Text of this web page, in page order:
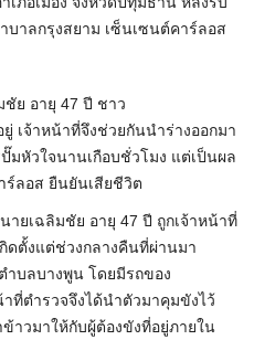
บาลกรุงสยาม เซ็นเซนต์คาร์ลอส
ย อายุ 47 ปี ชาว
เจ้าหน้าที่จึงช่วยกันนำร่างออกมา
มหัวใจนานเกือบชั่วโมง แต่เป็นผล
ร์ลอส ยืนยันเสียชีวิต
ายเฉลิมชัย อายุ 47 ปี ถูกเจ้าหน้าที่
ดตั้งแต่ช่วงกลางคืนที่ผ่านมา
บลบางพูน โดยมีรถของ
ที่ตำรวจจึงได้นำตัวมาคุมขังไว้
าวมาให้กับผู้ต้องขังที่อยู่ภายใน